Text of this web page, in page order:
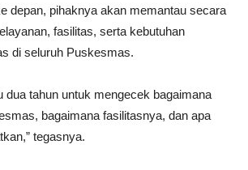
depan, pihaknya akan memantau secara
fasilitas, serta kebutuhan
di seluruh Puskesmas.
dua tahun untuk mengecek bagaimana
bagaimana fasilitasnya, dan apa
tegasnya.